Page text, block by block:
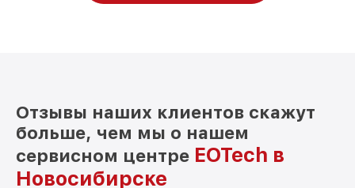
Отзывы наших клиентов скажут
больше, чем мы о нашем
сервисном центре EOTech в
Новосибирске